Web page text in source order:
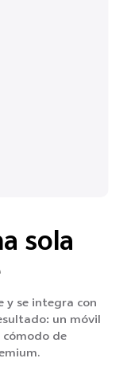
sola
y se integra con
un móvil
de